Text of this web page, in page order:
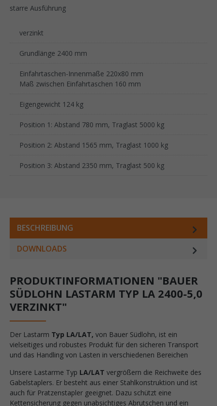
starre Ausführung
verzinkt
Grundlänge 2400 mm
Einfahrtaschen-Innenmaße 220x80 mm
Maß zwischen Einfahrtaschen 160 mm
Eigengewicht 124 kg
Position 1: Abstand 780 mm, Traglast 5000 kg
Position 2: Abstand 1565 mm, Traglast 1000 kg
Position 3: Abstand 2350 mm, Traglast 500 kg
BESCHREIBUNG
DOWNLOADS
PRODUKTINFORMATIONEN "BAUER
SÜDLOHN LASTARM TYP LA 2400-5,0
VERZINKT"
Der Lastarm Typ LA/LAT, von Bauer Südlohn, ist ein
vielseitiges und robustes Produkt für den sicheren Transport
und das Handling von Lasten in verschiedenen Bereichen
Unsere Lastarme Typ LA/LAT vergrößern die Reichweite des
Gabelstaplers. Er besteht aus einer Stahlkonstruktion und ist
auch für Pratzenstapler geeignet. Dazu schützt eine
Kettensicherung gegen unabsichtiges Abrutschen und ein